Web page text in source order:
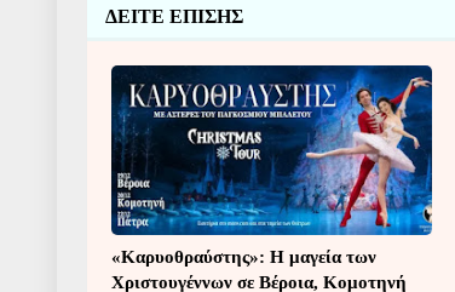
ΔΕΙΤΕ ΕΠΙΣΗΣ
«Καρυοθραύστης»: Η μαγεία των
Χριστουγέννων σε Βέροια, Κομοτηνή